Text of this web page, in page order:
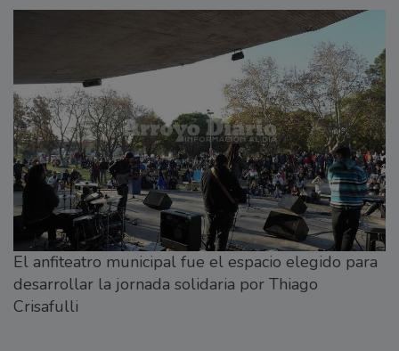
El anfiteatro municipal fue el espacio elegido para
desarrollar la jornada solidaria por Thiago
Crisafulli